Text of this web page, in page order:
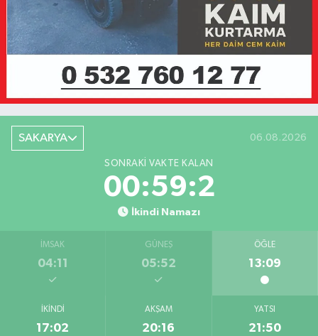
SAKARYA 06.08.2026
SONRAKI VAKTE KALAN
00:59:2
İkindi Namazı
İMSAK
04:11
GÜNEŞ
05:52
ÖĞLE
13:09
İKINDI
17:02
AKŞAM
20:16
YATSI
21:50